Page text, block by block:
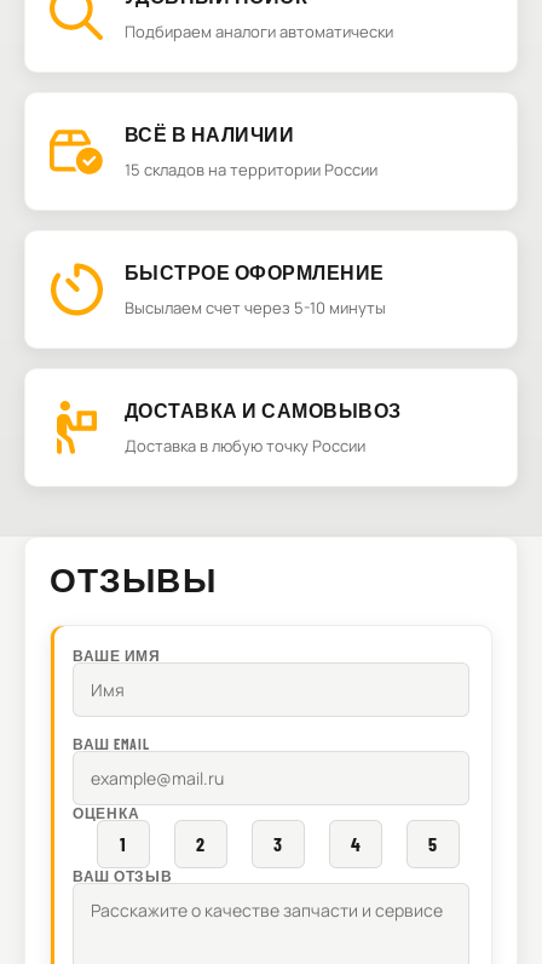
Подбираем аналоги автоматически
ВСЁ В НАЛИЧИИ
15 складов на территории России
БЫСТРОЕ ОФОРМЛЕНИЕ
Высылаем счет через 5-10 минуты
ДОСТАВКА И САМОВЫВОЗ
Доставка в любую точку России
ОТЗЫВЫ
ВАШЕ ИМЯ
ВАШ EMAIL
ОЦЕНКА
1 2 3 4 5
ВАШ ОТЗЫВ